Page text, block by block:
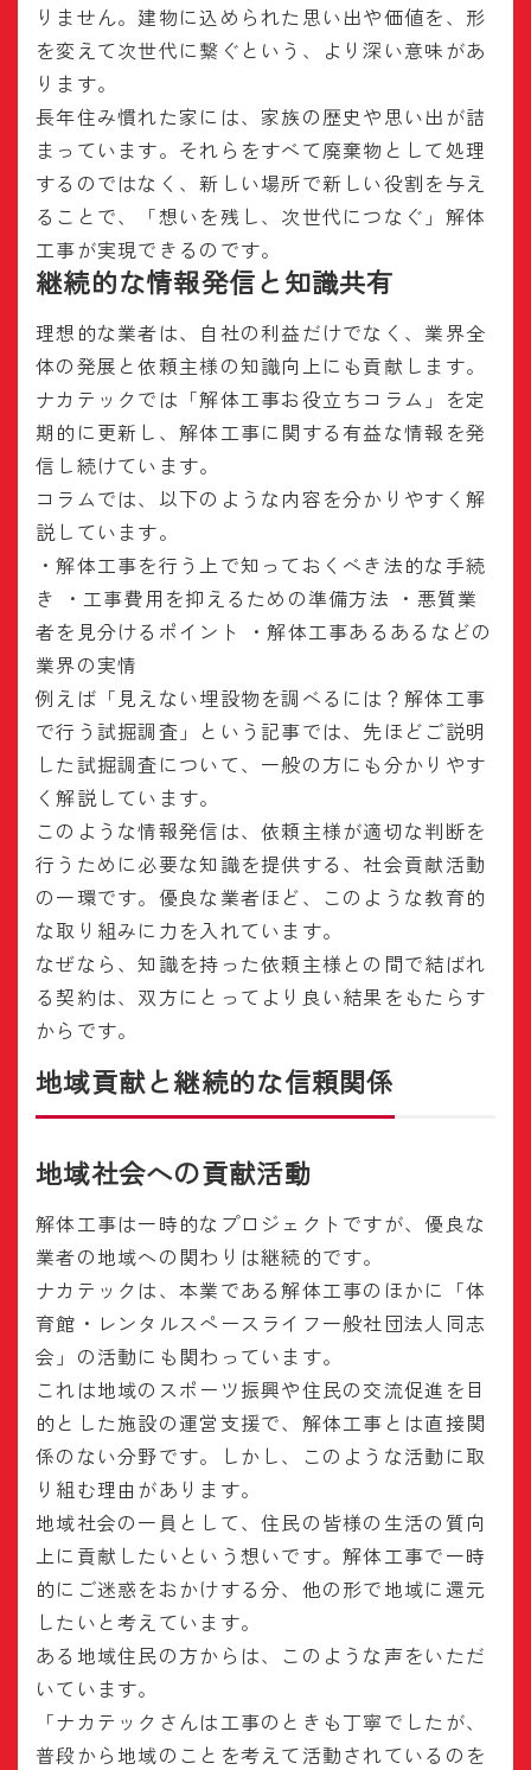
りません。建物に込められた思い出や価値を、形
を変えて次世代に繋ぐという、より深い意味があ
ります。
長年住み慣れた家には、家族の歴史や思い出が詰
まっています。それらをすべて廃棄物として処理
するのではなく、新しい場所で新しい役割を与え
ることで、「想いを残し、次世代につなぐ」解体
工事が実現できるのです。
継続的な情報発信と知識共有
理想的な業者は、自社の利益だけでなく、業界全
体の発展と依頼主様の知識向上にも貢献します。
ナカテックでは「解体工事お役立ちコラム」を定
期的に更新し、解体工事に関する有益な情報を発
信し続けています。
コラムでは、以下のような内容を分かりやすく解
説しています。
・解体工事を行う上で知っておくべき法的な手続
き ・工事費用を抑えるための準備方法 ・悪質業
者を見分けるポイント ・解体工事あるあるなどの
業界の実情
例えば「見えない埋設物を調べるには？解体工事
で行う試掘調査」という記事では、先ほどご説明
した試掘調査について、一般の方にも分かりやす
く解説しています。
このような情報発信は、依頼主様が適切な判断を
行うために必要な知識を提供する、社会貢献活動
の一環です。優良な業者ほど、このような教育的
な取り組みに力を入れています。
なぜなら、知識を持った依頼主様との間で結ばれ
る契約は、双方にとってより良い結果をもたらす
からです。
地域貢献と継続的な信頼関係
地域社会への貢献活動
解体工事は一時的なプロジェクトですが、優良な
業者の地域への関わりは継続的です。
ナカテックは、本業である解体工事のほかに「体
育館・レンタルスペースライフ一般社団法人同志
会」の活動にも関わっています。
これは地域のスポーツ振興や住民の交流促進を目
的とした施設の運営支援で、解体工事とは直接関
係のない分野です。しかし、このような活動に取
り組む理由があります。
地域社会の一員として、住民の皆様の生活の質向
上に貢献したいという想いです。解体工事で一時
的にご迷惑をおかけする分、他の形で地域に還元
したいと考えています。
ある地域住民の方からは、このような声をいただ
いています。
「ナカテックさんは工事のときも丁寧でしたが、
普段から地域のことを考えて活動されているのを